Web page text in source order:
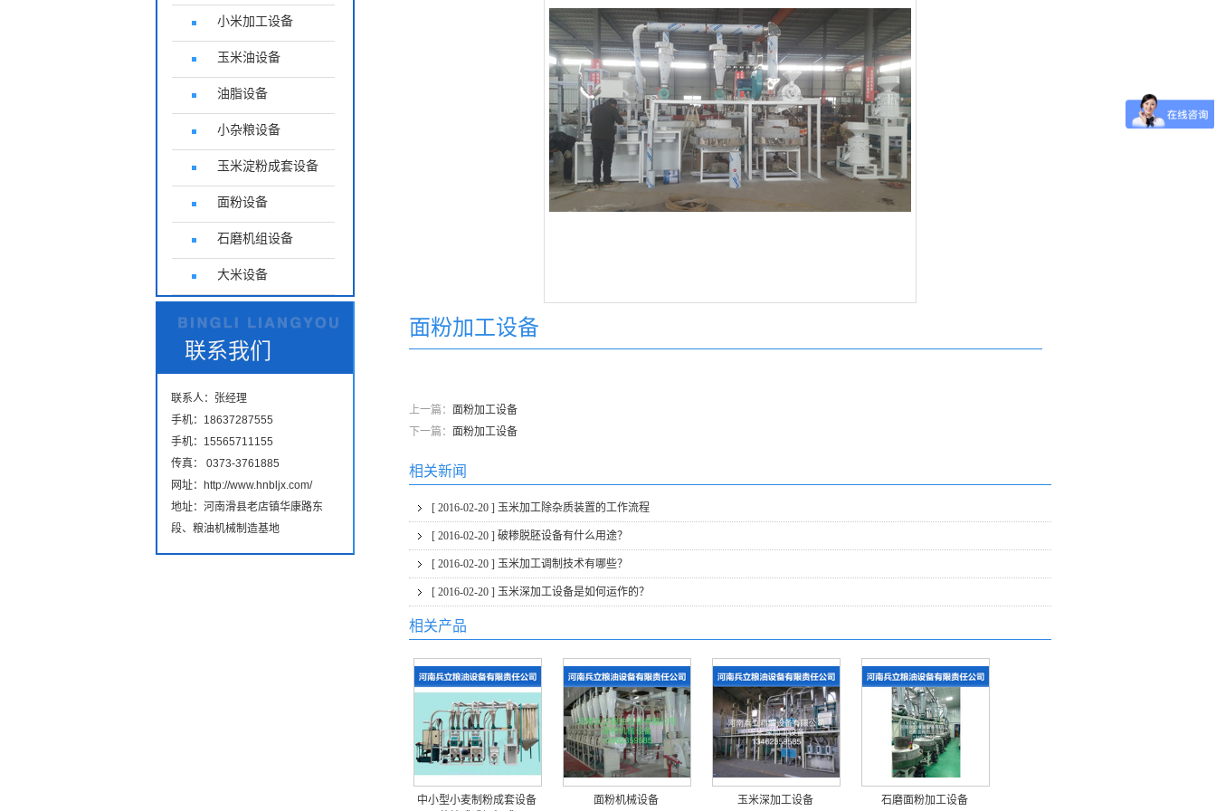
面粉加工设备
上一篇： 面粉加工设备
下一篇： 面粉加工设备
相关新闻
[ 2016-02-20 ] 玉米加工除杂质装置的工作流程
[ 2016-02-20 ] 破糁脱胚设备有什么用途？
[ 2016-02-20 ] 玉米加工调制技术有哪些？
[ 2016-02-20 ] 玉米深加工设备是如何运作的？
相关产品
中小型小麦制粉成套设备
面粉机械设备 玉米深加工设备 石磨面粉加工设备
小米加工设备
玉米油设备
油脂设备
小杂粮设备
玉米淀粉成套设备
面粉设备
石磨机组设备
大米设备
联系我们
联系人：张经理
手机：18637287555
手机：15565711155
传真： 0373-3761885
网址：http://www.hnbljx.com/
地址：河南滑县老店镇华康路东
段、粮油机械制造基地